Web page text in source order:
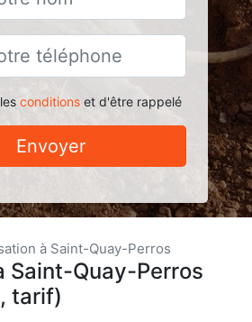
conditionset d'être rappelé
Envoyer
à Saint-Quay-Perros
Saint-Quay-Perros
tarif)